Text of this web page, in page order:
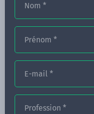
Nom *
Prénom *
E-mail *
Profession *
CONGRÈS
ACTUALITÉS